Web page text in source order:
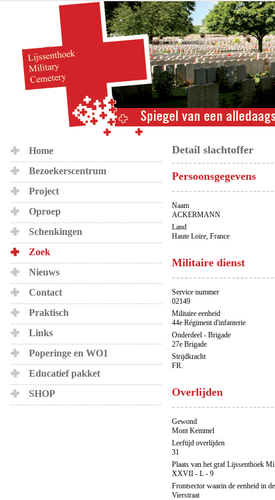
Home
Bezoekerscentrum
Project
Oproep
Schenkingen
Zoek
Nieuws
Contact
Praktisch
Links
Poperinge en WO1
Educatief pakket
SHOP
Detail slachtoffer
Persoonsgegevens
Naam
ACKERMANN
Land
Haute Loire, France
Militaire dienst
Service nummer
02149
Militaire eenheid
44e Régiment d'infanterie
Onderdeel - Brigade
27e Brigade
Strijdkracht
FR.
Overlijden
Gewond
Mont Kemmel
Leeftijd overlijden
31
Plaats van het graf Lijssenthoek
XXVII - L - 9
Frontsector waarin de eenheid in
Vierstraat